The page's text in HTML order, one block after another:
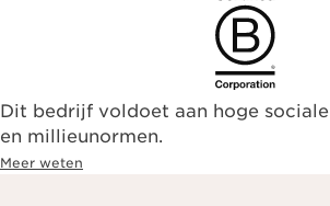
Dit bedrijf voldoet aan hoge sociale
en millieunormen.
Meer weten